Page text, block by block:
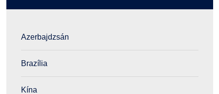
Azerbajdzsán
Brazília
Kína